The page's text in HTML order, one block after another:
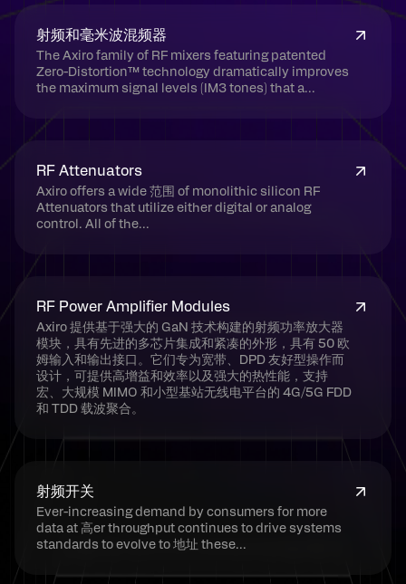
射频和毫米波混频器
The Axiro family of RF mixers featuring patented
Zero-Distortion™ technology dramatically improves
the maximum signal levels (IM3 tones) that a...
RF Attenuators
Axiro offers a wide 范围 of monolithic silicon RF
Attenuators that utilize either digital or analog
control. All of the...
RF Power Amplifier Modules
Axiro 提供基于强大的 GaN 技术构建的射频功率放大器
模块，具有先进的多芯片集成和紧凑的外形，具有 50 欧
姆输入和输出接口。它们专为宽带、DPD 友好型操作而
设计，可提供高增益和效率以及强大的热性能，支持
宏、大规模 MIMO 和小型基站无线电平台的 4G/5G FDD
和 TDD 载波聚合。
射频开关
Ever-increasing demand by consumers for more
data at 高er throughput continues to drive systems
standards to evolve to 地址 these...